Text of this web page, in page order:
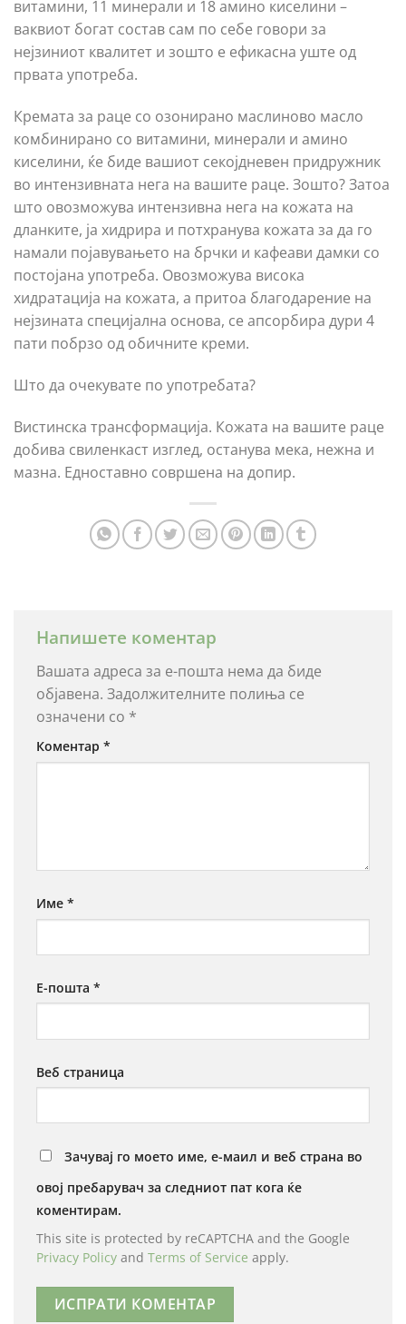
витамини, 11 минерали и 18 амино киселини –
ваквиот богат состав сам по себе говори за
нејзиниот квалитет и зошто е ефикасна уште од
првата употреба.
Кремата за раце со озонирано маслиново масло
комбинирано со витамини, минерали и амино
киселини, ќе биде вашиот секојдневен придружник
во интензивната нега на вашите раце. Зошто? Затоа
што овозможува интензивна нега на кожата на
дланките, ја хидрира и потхранува кожата за да го
намали појавувањето на брчки и кафеави дамки со
постојана употреба. Овозможува висока
хидратација на кожата, а притоа благодарение на
нејзината специјална основа, се апсорбира дури 4
пати побрзо од обичните креми.
Што да очекувате по употребата?
Вистинска трансформација. Кожата на вашите раце
добива свиленкаст изглед, останува мека, нежна и
мазна. Едноставно совршена на допир.
Напишете коментар
Вашата адреса за е-пошта нема да биде
објавена. Задолжителните полиња се
означени со *
Коментар *
Име *
Е-пошта *
Веб страница
Зачувај го моето име, е-маил и веб страна во
овој пребарувач за следниот пат кога ќе
коментирам.
This site is protected by reCAPTCHA and the Google
Privacy Policy and Terms of Service apply.